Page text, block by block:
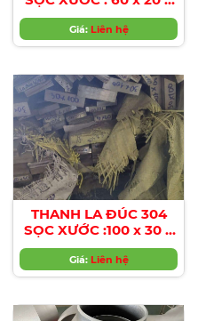
4000/6000MM/HL-
Stainless Steel Bar
Flat
Giá: Liên hệ
THANH LA ĐÚC 304
SỌC XƯỚC :100 x 30 x
4000/6000MM/HL -
Stainless Steel Bar
Flat
Giá: Liên hệ